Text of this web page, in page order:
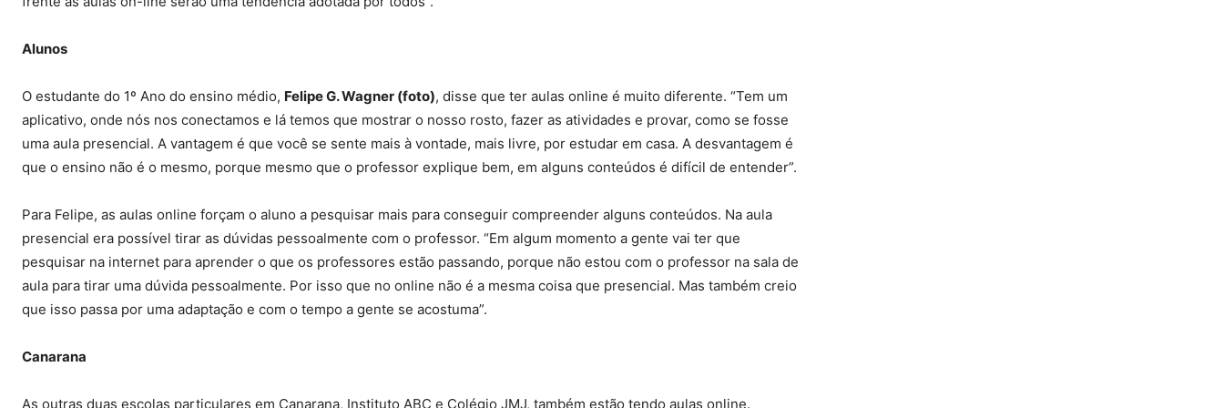
Alunos
O estudante do 1º Ano do ensino médio, Felipe G. Wagner (foto), disse que ter aulas online é muito diferente. “Tem um
aplicativo, onde nós nos conectamos e lá temos que mostrar o nosso rosto, fazer as atividades e provar, como se fosse
uma aula presencial. A vantagem é que você se sente mais à vontade, mais livre, por estudar em casa. A desvantagem é
que o ensino não é o mesmo, porque mesmo que o professor explique bem, em alguns conteúdos é difícil de entender”.
Para Felipe, as aulas online forçam o aluno a pesquisar mais para conseguir compreender alguns conteúdos. Na aula
presencial era possível tirar as dúvidas pessoalmente com o professor. “Em algum momento a gente vai ter que
pesquisar na internet para aprender o que os professores estão passando, porque não estou com o professor na sala de
aula para tirar uma dúvida pessoalmente. Por isso que no online não é a mesma coisa que presencial. Mas também creio
que isso passa por uma adaptação e com o tempo a gente se acostuma”.
Canarana
As outras duas escolas particulares em Canarana, Instituto ABC e Colégio JMJ, também estão tendo aulas online.